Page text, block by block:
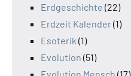
Erdgeschichte (22)
Erdzeit Kalender(1)
Esoterik (1)
Evolution (51)
Evolution Mensch (17)